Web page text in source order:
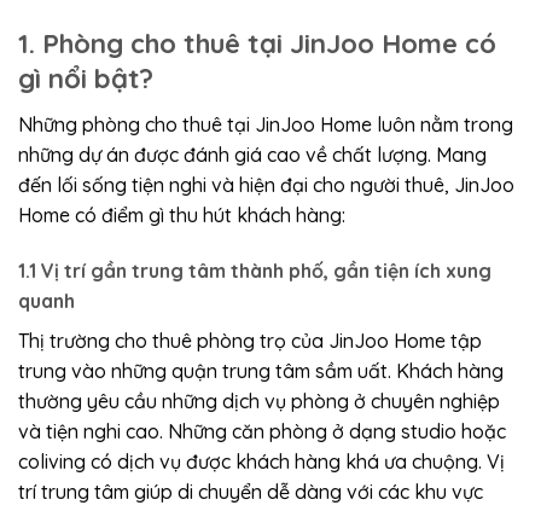
1. Phòng cho thuê tại JinJoo Home có
gì nổi bật?
Những phòng cho thuê tại JinJoo Home luôn nằm trong
những dự án được đánh giá cao về chất lượng. Mang
đến lối sống tiện nghi và hiện đại cho người thuê, JinJoo
Home có điểm gì thu hút khách hàng:
1.1 Vị trí gần trung tâm thành phố, gần tiện ích xung
quanh
Thị trường cho thuê phòng trọ của JinJoo Home tập
trung vào những quận trung tâm sầm uất. Khách hàng
thường yêu cầu những dịch vụ phòng ở chuyên nghiệp
và tiện nghi cao. Những căn phòng ở dạng studio hoặc
coliving có dịch vụ được khách hàng khá ưa chuộng. Vị
trí trung tâm giúp di chuyển dễ dàng với các khu vực